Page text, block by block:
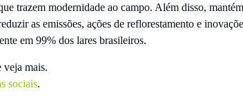
trazem modernidade ao campo. Além disso,
as emissões, ações de reflorestamento e
em 99% dos lares brasileiros.
veja mais.
sociais.